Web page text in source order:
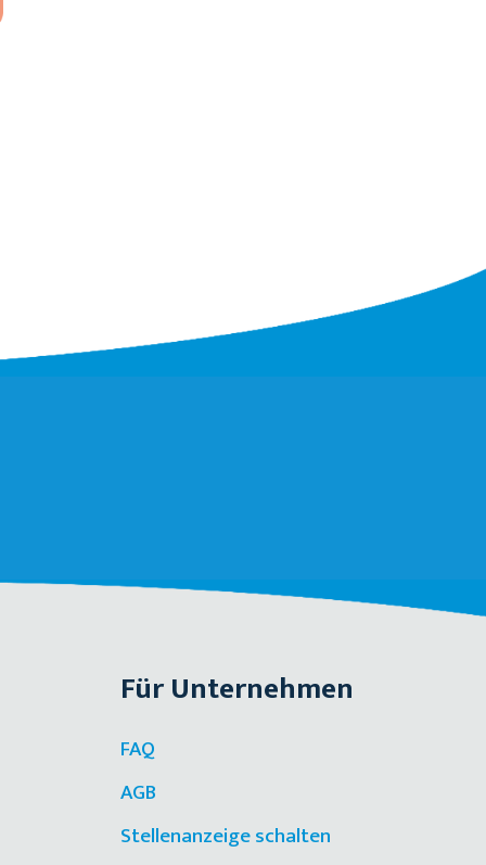
Für Unternehmen
FAQ
AGB
Stellenanzeige schalten